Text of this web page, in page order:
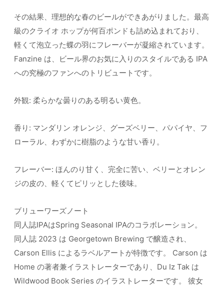
その結果、理想的な春のビールができあがりました。最高
級のクライオ ホップが何百ポンドも詰め込まれており、
軽くて泡立った蝶の羽にフレーバーが凝縮されています。
Fanzine は、ビール界のお気に入りのスタイルである IPA
への究極のファンへのトリビュートです。
外観: 柔らかな曇りのある明るい黄色。
香り: マンダリン オレンジ、グーズベリー、パパイヤ、フ
ローラル、わずかに樹脂のような甘い香り。
フレーバー: ほんのり甘く、完全に苦い、ベリーとオレン
ジの皮の、軽くてピリッとした後味。
ブリューワーズノート
同人誌IPAはSpring Seasonal IPAのコラボレーション。
同人誌 2023 は Georgetown Brewing で醸造され、
Carson Ellis によるラベルアートが特徴です。 Carson は
Home の著者兼イラストレーターであり、Du Iz Tak は
Wildwood Book Series のイラストレーターです。 彼女